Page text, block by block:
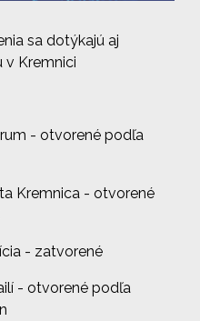
sa dotýkajú aj
v Kremnici
- otvorené podľa
Kremnica - otvorené
- zatvorené
- otvorené podľa